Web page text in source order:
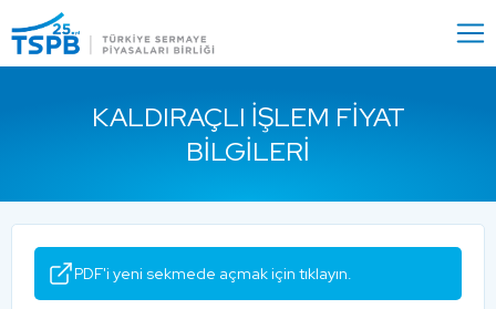
Close
KALDIRAÇLI İŞLEM FIYAT
BILGILERI
PDF'i yeni sekmede açmak için tıklayın.